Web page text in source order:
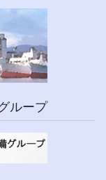
ループ